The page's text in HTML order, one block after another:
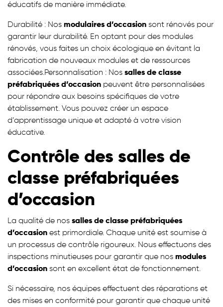
éducatifs de manière immédiate.
Durabilité : Nos modulaires d’occasion sont rénovés pour
garantir leur durabilité. En optant pour des modules
rénovés, vous faites un choix écologique en évitant la
fabrication de nouveaux modules et de ressources
associées.Personnalisation : Nos salles de classe
préfabriquées d’occasion peuvent être personnalisées
pour répondre aux besoins spécifiques de votre
établissement. Vous pouvez créer un espace
d’apprentissage unique et adapté à votre vision
éducative.
Contrôle des salles de
classe préfabriquées
d’occasion
La qualité de nos salles de classe préfabriquées
d’occasion est primordiale. Chaque unité est soumise à
un processus de contrôle rigoureux. Nous effectuons des
inspections minutieuses pour garantir que nos modules
d’occasion sont en excellent état de fonctionnement.
Si nécessaire, nos équipes effectuent des réparations et
des mises en conformité pour garantir que chaque unité